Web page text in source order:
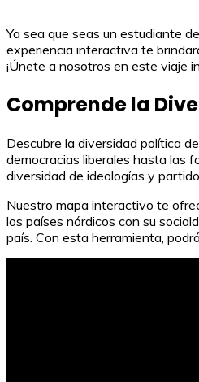
Ya sea que seas un estudiante
experiencia interactiva te
¡Únete a nosotros en este viaje
Comprende la
Descubre la diversidad política
democracias liberales hasta las
diversidad de ideologías y
Nuestro mapa interactivo te
los países nórdicos con su
país. Con esta herramienta,